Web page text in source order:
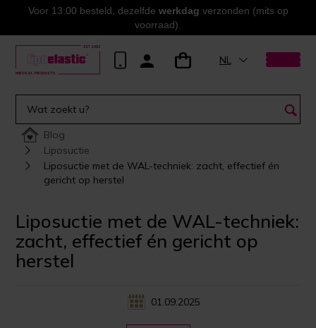
Voor 13:00 besteld, dezelfde werkdag verzonden (mits op
voorraad).
NL
Blog
Liposuctie
Liposuctie met de WAL-techniek: zacht, effectief én
gericht op herstel
Liposuctie met de WAL-techniek:
zacht, effectief én gericht op
herstel
01.09.2025